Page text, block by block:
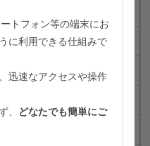
健康推進課予防担当
健康課
トフォン等の端末にお
に利用できる仕組みで
迅速なアクセスや操作
、 どなたでも簡単にご